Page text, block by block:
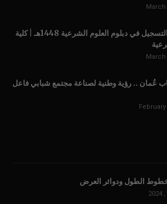
March
إعلان فتح التسجيل في دبلوم العلوم الشرعية 1448هـ | كلية
March
عُمان .. رؤية وطنية لصناعة مجتمع شبابي فاعل
February
الطول ودوائر العرض